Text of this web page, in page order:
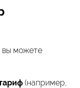
вы можете
(например,